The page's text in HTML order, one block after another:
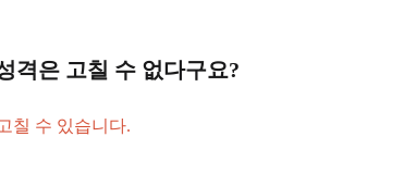
격은 고칠 수 없다구요?
칠 수 있습니다.